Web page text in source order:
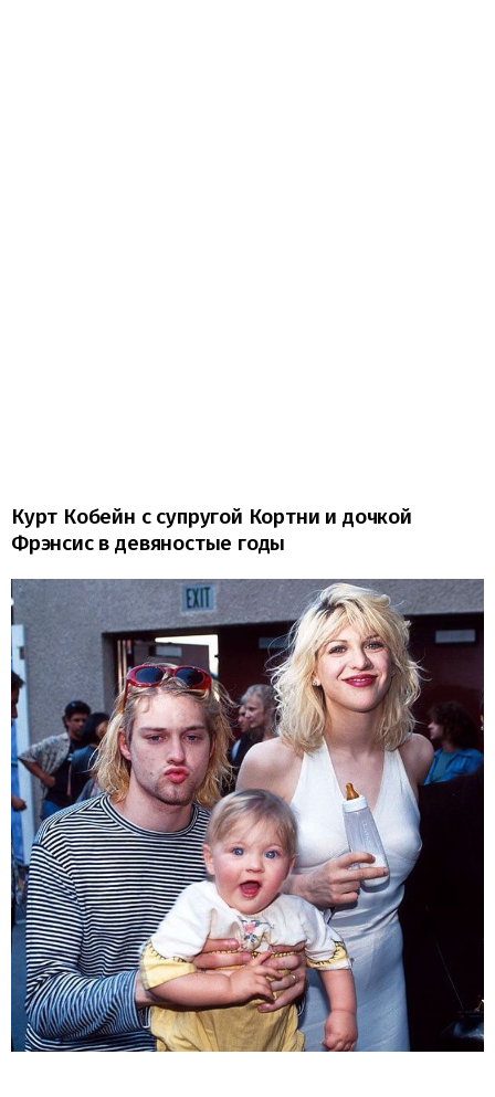
Курт Кобейн с супругой Кортни и дочкой
Фрэнсис в девяностые годы